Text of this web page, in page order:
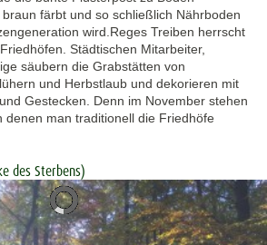
färbt und so schließlich Nährboden
wird.Reges Treiben herrscht
Städtischen Mitarbeiter,
säubern die Grabstätten von
und Herbstlaub und dekorieren mit
Gestecken. Denn im November stehen
denen man traditionell die Friedhöfe
des Sterbens)